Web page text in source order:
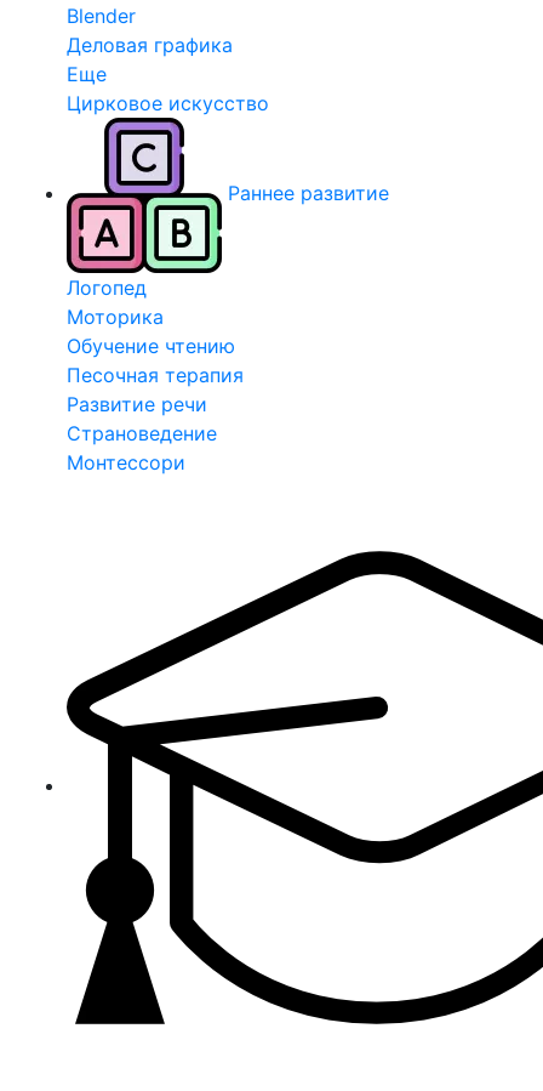
Blender
Деловая графика
Еще
Цирковое искусство
Раннее развитие
Логопед
Моторика
Обучение чтению
Песочная терапия
Развитие речи
Страноведение
Монтессори